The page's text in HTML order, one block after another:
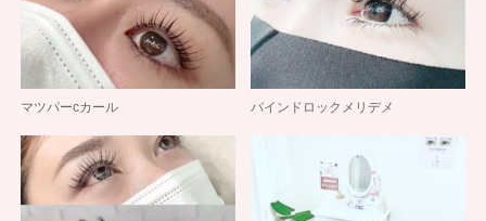
マツパーcカール バインドロックメリデメ